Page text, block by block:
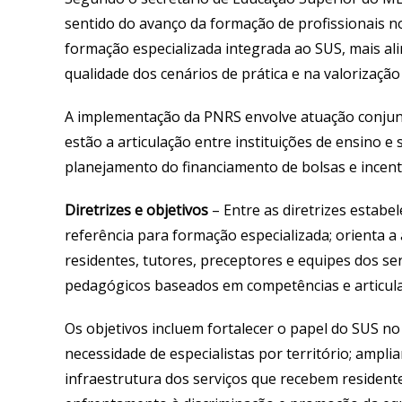
sentido do avanço da formação de profissionais
formação especializada integrada ao SUS, mais
qualidade dos cenários de prática e na
A implementação da PNRS envolve atuação
estão a articulação entre instituições de ensino e
planejamento do financiamento de bolsas e
Diretrizes e objetivos – Entre as diretrizes
referência para formação especializada; orienta
residentes, tutores, preceptores e equipes dos
pedagógicos baseados em competências e
Os objetivos incluem fortalecer o papel do SUS
necessidade de especialistas por território;
infraestrutura dos serviços que recebem